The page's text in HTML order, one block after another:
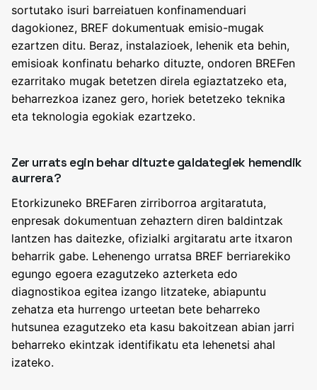
sortutako isuri barreiatuen konfinamenduari
dagokionez, BREF dokumentuak emisio-mugak
ezartzen ditu. Beraz, instalazioek, lehenik eta behin,
emisioak konfinatu beharko dituzte, ondoren BREFen
ezarritako mugak betetzen direla egiaztatzeko eta,
beharrezkoa izanez gero, horiek betetzeko teknika
eta teknologia egokiak ezartzeko.
Zer urrats egin behar dituzte galdategiek hemendik
aurrera?
Etorkizuneko BREFaren zirriborroa argitaratuta,
enpresak dokumentuan zehaztern diren baldintzak
lantzen has daitezke, ofizialki argitaratu arte itxaron
beharrik gabe. Lehenengo urratsa BREF berriarekiko
egungo egoera ezagutzeko azterketa edo
diagnostikoa egitea izango litzateke, abiapuntu
zehatza eta hurrengo urteetan bete beharreko
hutsunea ezagutzeko eta kasu bakoitzean abian jarri
beharreko ekintzak identifikatu eta lehenetsi ahal
izateko.